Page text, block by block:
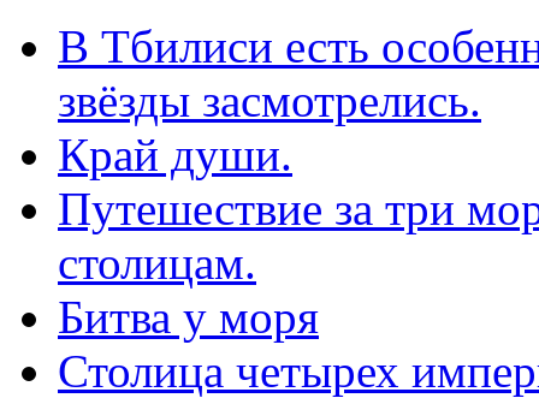
В Тбилиси есть
звёзды засмотрелись.
Край души.
Путешествие за три
столицам.
Битва у моря
Столица четырех